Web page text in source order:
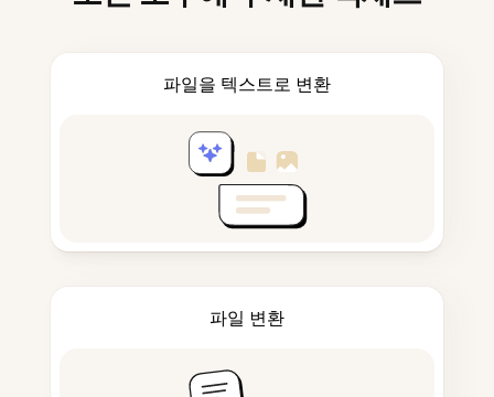
파일을 텍스트로 변환
파일 변환